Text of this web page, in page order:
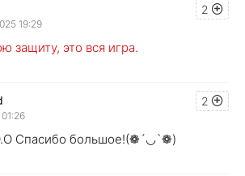
2
19:29
защиту, это вся игра.
2
Спасибо большое!(❁´◡`❁)